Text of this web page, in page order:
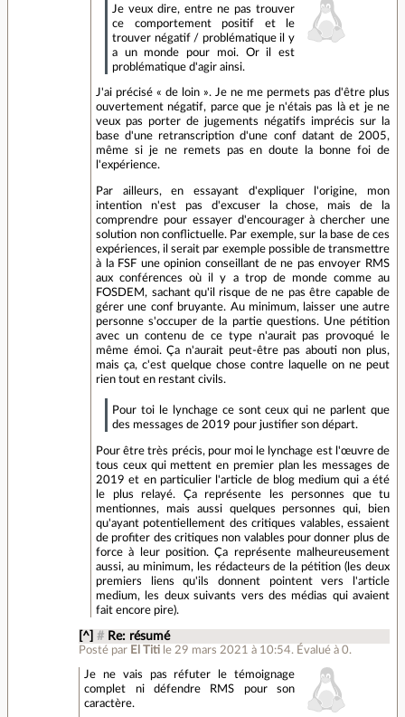
Je veux dire, entre ne pas trouver
ce comportement positif et le
trouver négatif / problématique il y
a un monde pour moi. Or il est
problématique d'agir ainsi.
J'ai précisé « de loin ». Je ne me permets pas d'être plus
ouvertement négatif, parce que je n'étais pas là et je ne
veux pas porter de jugements négatifs imprécis sur la
base d'une retranscription d'une conf datant de 2005,
même si je ne remets pas en doute la bonne foi de
l'expérience.
Par ailleurs, en essayant d'expliquer l'origine, mon
intention n'est pas d'excuser la chose, mais de la
comprendre pour essayer d'encourager à chercher une
solution non conflictuelle. Par exemple, sur la base de ces
expériences, il serait par exemple possible de transmettre
à la FSF une opinion conseillant de ne pas envoyer RMS
aux conférences où il y a trop de monde comme au
FOSDEM, sachant qu'il risque de ne pas être capable de
gérer une conf bruyante. Au minimum, laisser une autre
personne s'occuper de la partie questions. Une pétition
avec un contenu de ce type n'aurait pas provoqué le
même émoi. Ça n'aurait peut-être pas abouti non plus,
mais ça, c'est quelque chose contre laquelle on ne peut
rien tout en restant civils.
Pour toi le lynchage ce sont ceux qui ne parlent que
des messages de 2019 pour justifier son départ.
Pour être très précis, pour moi le lynchage est l'œuvre de
tous ceux qui mettent en premier plan les messages de
2019 et en particulier l'article de blog medium qui a été
le plus relayé. Ça représente les personnes que tu
mentionnes, mais aussi quelques personnes qui, bien
qu'ayant potentiellement des critiques valables, essaient
de profiter des critiques non valables pour donner plus de
force à leur position. Ça représente malheureusement
aussi, au minimum, les rédacteurs de la pétition (les deux
premiers liens qu'ils donnent pointent vers l'article
medium, les deux suivants vers des médias qui avaient
fait encore pire).
[^] # Re: résumé
Posté par El Titi le 29 mars 2021 à 10:54. Évalué à0.
Je ne vais pas réfuter le témoignage
complet ni défendre RMS pour son
caractère.